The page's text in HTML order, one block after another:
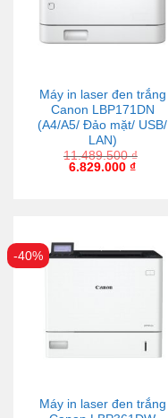
Máy in laser đen trắng
Canon LBP171DN
(A4/A5/ Đảo mặt/ USB/
LAN)
11.489.500₫
6.829.000 ₫
-40%
Máy in laser đen trắng